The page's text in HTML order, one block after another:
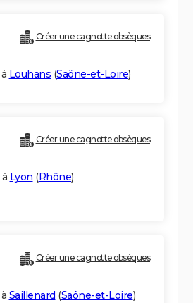
Créer une cagnotte obsèques
Louhans (Saône-et-Loire)
Créer une cagnotte obsèques
Lyon (Rhône)
Créer une cagnotte obsèques
Saillenard (Saône-et-Loire)